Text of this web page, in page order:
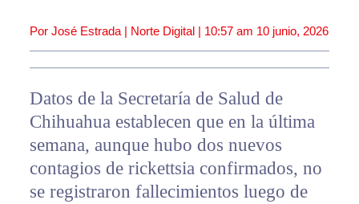
Por José Estrada | Norte Digital | 10:57 am 10 junio, 2026
Datos de la Secretaría de Salud de
Chihuahua establecen que en la última
semana, aunque hubo dos nuevos
contagios de rickettsia confirmados, no
se registraron fallecimientos luego de